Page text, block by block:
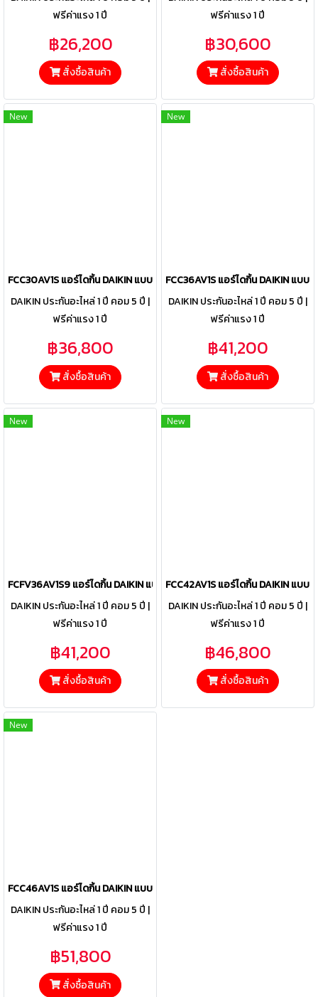
ฟรีค่าแรง 1 ปี
฿26,200
สั่งซื้อสินค้า
ฟรีค่าแรง 1 ปี
฿30,600
สั่งซื้อสินค้า
New
FCC30AV1S แอร์ไดกิ้น DAIKIN แบบฝังฝ้าเพดาน 8ทิศทาง รุ่น SkyAir 8-
DAIKIN ประกันอะไหล่ 1 ปี คอม 5 ปี |
ฟรีค่าแรง 1 ปี
฿36,800
สั่งซื้อสินค้า
New
FCC36AV1S แอร์ไดกิ้น DAIKIN แบ
DAIKIN ประกันอะไหล่ 1 ปี คอม 5 ปี |
ฟรีค่าแรง 1 ปี
฿41,200
สั่งซื้อสินค้า
New
FCFV36AV1S9 แอร์ไดกิ้น DAIKIN แบบฝังฝ้าเพดาน รุ่น SkyAir Round
DAIKIN ประกันอะไหล่ 1 ปี คอม 5 ปี |
ฟรีค่าแรง 1 ปี
฿41,200
สั่งซื้อสินค้า
New
FCC42AV1S แอร์ไดกิ้น DAIKIN แบ
DAIKIN ประกันอะไหล่ 1 ปี คอม 5 ปี |
ฟรีค่าแรง 1 ปี
฿46,800
สั่งซื้อสินค้า
New
FCC46AV1S แอร์ไดกิ้น DAIKIN แบบฝังฝ้าเพดาน 8ทิศทาง รุ่น SkyAir 8-
DAIKIN ประกันอะไหล่ 1 ปี คอม 5 ปี |
ฟรีค่าแรง 1 ปี
฿51,800
สั่งซื้อสินค้า